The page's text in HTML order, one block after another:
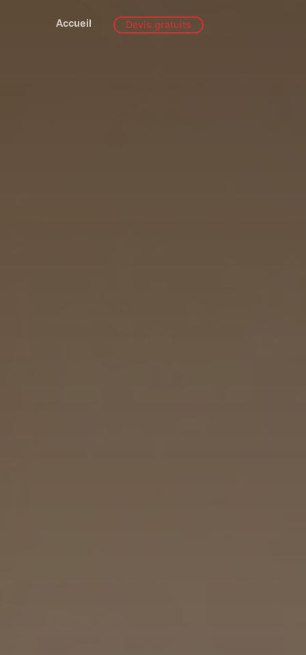
Accueil Devis gratuits